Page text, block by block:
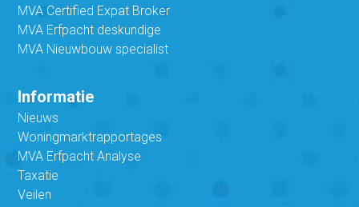
MVA Certified Expat Broker
MVA Erfpacht deskundige
MVA Nieuwbouw specialist
Informatie
Nieuws
Woningmarktrapportages
MVA Erfpacht Analyse
Taxatie
Veilen